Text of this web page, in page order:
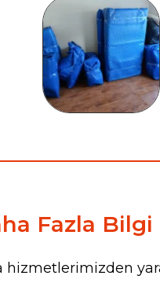
Fazla
hizmetlerimizden